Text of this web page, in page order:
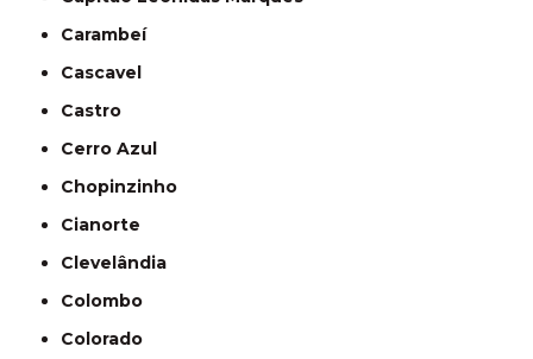
Carambeí
Cascavel
Castro
Cerro Azul
Chopinzinho
Cianorte
Clevelândia
Colombo
Colorado